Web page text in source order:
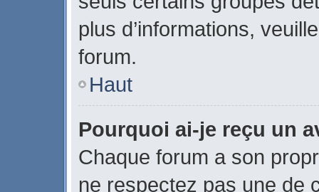
plus d’informations,
forum.
Haut
Pourquoi ai-je reçu un
Chaque forum a son
ne respectez pas une de